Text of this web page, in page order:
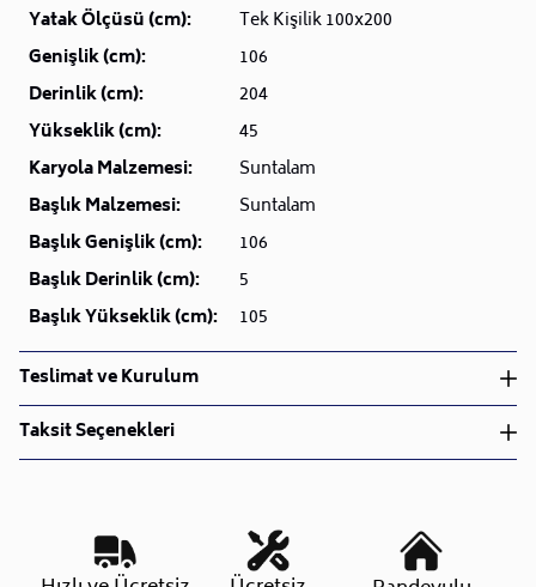
Yatak Ölçüsü (cm):
Tek Kişilik 100x200
Genişlik (cm):
106
Derinlik (cm):
204
Yükseklik (cm):
45
Karyola Malzemesi:
Suntalam
Başlık Malzemesi:
Suntalam
Başlık Genişlik (cm):
106
Başlık Derinlik (cm):
5
Başlık Yükseklik (cm):
105
Teslimat ve Kurulum
Teslimat ve Kurulum
• Siparişlerinizi aldıktan sonra en kısa sürede işleme
Kargo süreçlerimizi güçlü lojistik ağımızla
destekleyerek, teslimatı en hızlı şekilde
Taksit Seçenekleri
Taksit Sayısı Aylık Tutar
Toplam Tutar